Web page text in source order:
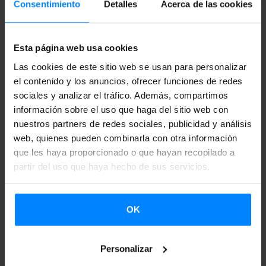
Consentimiento Detalles Acerca de las cookies
Esta página web usa cookies
Las cookies de este sitio web se usan para personalizar
el contenido y los anuncios, ofrecer funciones de redes
sociales y analizar el tráfico. Además, compartimos
información sobre el uso que haga del sitio web con
nuestros partners de redes sociales, publicidad y análisis
web, quienes pueden combinarla con otra información
que les haya proporcionado o que hayan recopilado a
partir del uso que haya hecho de sus servicios.
OK
Personalizar
interrumpido durante meses por la pandemia, y tendrá
invitados de otras bienales y centros de arte del planeta.
Tras el paso de Ruth Estévez, comisaria de la bienal de São
Paulo, en 2019, y del colectivo ruangrupa, en 2020, el
programa acogerá del 15 al 17 de noviembre a Marina
Otero Verzier, miembro del equipo curatorial de la 13a
Bienal de Shangai.
conocer a múltiples artistas y centros de creación, y
ofrecerá una conferencia el 16 de noviembre en Artium
donde hará una presentación pública de la Bienal de